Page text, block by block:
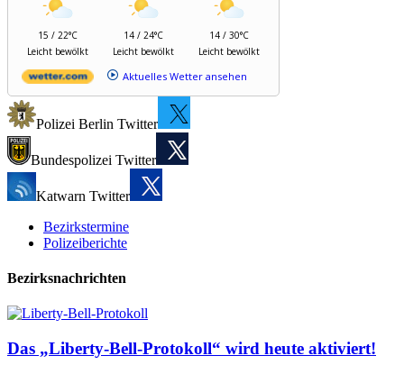
15 / 22°C
Leicht bewölkt
14 / 24°C
Leicht bewölkt
14 / 30°C
Leicht bewölkt
Aktuelles Wetter ansehen
Polizei Berlin Twitter
Bundespolizei Twitter
Katwarn Twitter
Bezirkstermine
Polizeiberichte
Bezirksnachrichten
Das „Liberty-Bell-Protokoll“ wird heute aktiviert!